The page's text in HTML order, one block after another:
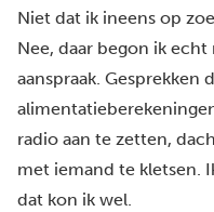
Niet dat ik ineens op
Nee, daar begon ik
aanspraak.
radio aan te zetten,
met iemand te kletsen.
dat kon ik wel.